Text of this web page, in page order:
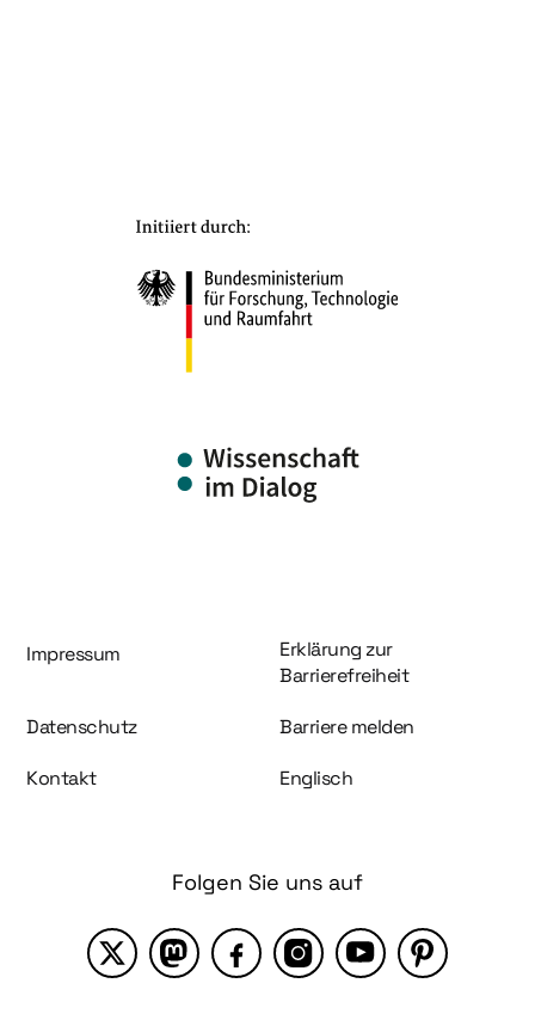
Information und Service
Impressum
Erklärung zur
Barrierefreiheit
Datenschutz Barriere melden
Kontakt Englisch
Folgen Sie uns auf